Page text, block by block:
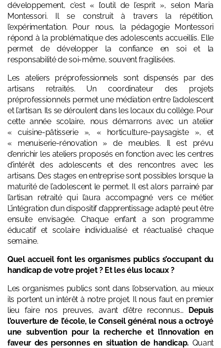
développement, c’est « l’outil de l’esprit », selon Maria
Montessori. Il se construit à travers la répétition,
l’expérimentation. Pour nous, la pédagogie Montessori
répond à la problématique des adolescents accueillis. Elle
permet de développer la confiance en soi et la
responsabilité de soi-même, souvent fragilisées.
Les ateliers préprofessionnels sont dispensés par des
artisans retraités. Un coordinateur des projets
préprofessionnels permet une médiation entre l’adolescent
et l’artisan. Ils se déroulent dans les locaux du collège. Pour
cette année scolaire, nous démarrons avec un atelier
« cuisine-pâtisserie », « horticulture-paysagiste », et
« menuiserie-rénovation » de meubles. Il est prévu
d’enrichir les ateliers proposés en fonction avec les centres
d’intérêt des adolescents et des rencontres avec les
artisans. Des stages en entreprise sont possibles lorsque la
maturité de l’adolescent le permet. Il est alors parrainé par
l’artisan retraité qui l’aura accompagné vers ce métier.
L’intégration d’un dispositif d’apprentissage adapté peut être
ensuite envisagée. Chaque enfant a son programme
éducatif et scolaire individualisé et réactualisé chaque
semaine.
Quel accueil font les organismes publics s’occupant du
handicap de votre projet ? Et les élus locaux ?
Les organismes publics sont dans l’observation, au mieux
ils portent un intérêt à notre projet. Il nous faut en premier
lieu faire nos preuves, avant d’être reconnus…Depuis
l’ouverture de l’école, le Conseil général nous a octroyé
une subvention pour la recherche et l’innovation en
faveur des personnes en situation de handicap. Quant